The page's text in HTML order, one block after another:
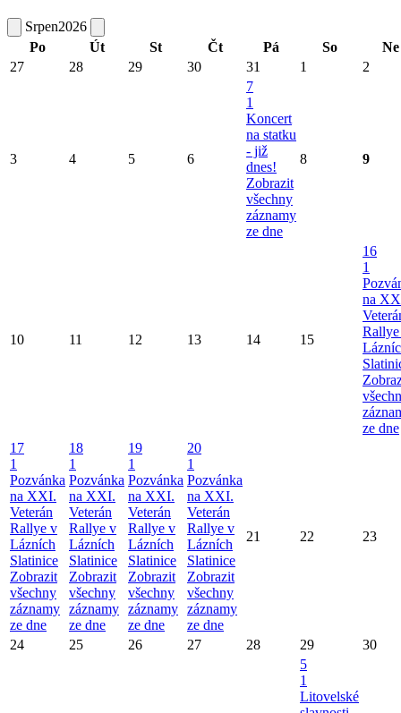
Srpen2026
Po
Út St Čt Pá So
Ne
27
28 29 30 31 1 2
3 4 5 6
7
1
Koncert
na statku
- již
dnes!
Zobrazit
všechny
záznamy
ze dne
8 9
10 11 12 13 14 15
16
1
na
ze dne
17
1
Pozvánka
na XXI.
Veterán
Rallye v
Lázních
Slatinice
Zobrazit
všechny
záznamy
ze dne
18
1
Pozvánka
na XXI.
Veterán
Rallye v
Lázních
Slatinice
Zobrazit
všechny
záznamy
ze dne
19
1
Pozvánka
na XXI.
Veterán
Rallye v
Lázních
Slatinice
Zobrazit
všechny
záznamy
ze dne
20
1
Pozvánka
na XXI.
Veterán
Rallye v
Lázních
Slatinice
Zobrazit
všechny
záznamy
ze dne
21 22 23
24 25 26 27 28 29 30
5
1
Litovelské